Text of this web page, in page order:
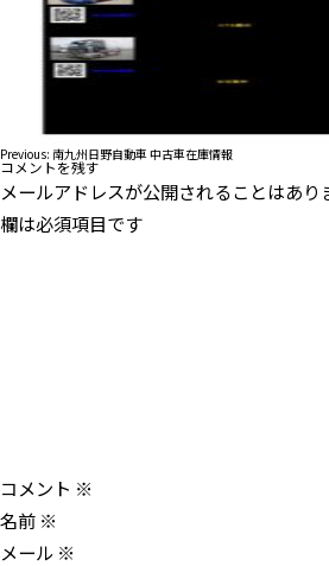
投
稿
ナ
ゲ
Previous: 南九州日野自動車 中古車在庫情報
コメントを残す
メールアドレスが公開されることはあり
欄は必須項目です
コメント ※
名前 ※
メール ※